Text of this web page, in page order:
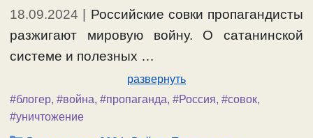
18.09.2024
Российские совки пропагандисты
разжигают мировую войну. О сатанинской
системе и полезных …
развернуть
#блогер, #война, #пропаганда, #Россия, #совок,
#уничтожение